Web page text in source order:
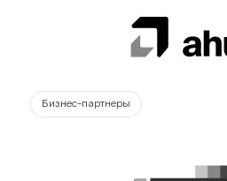
Бизнес-партнеры